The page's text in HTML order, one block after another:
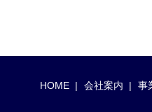
HOME 会社案内 事